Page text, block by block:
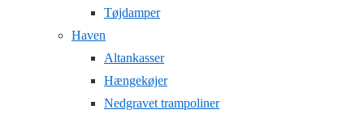
Tøjdamper
Haven
Altankasser
Hængekøjer
Nedgravet trampoliner